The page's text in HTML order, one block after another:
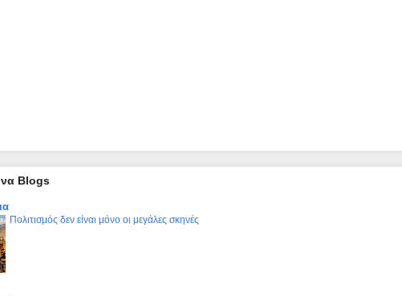
Blogs
Πολιτισμός δεν είναι μόνο οι μεγάλες σκηνές